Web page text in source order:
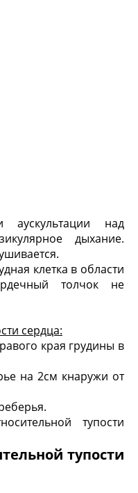
аускультации над
дыхание.
клетка в области
толчок не
сердца:
края грудины в
на 2см кнаружи от
тупости
тупости